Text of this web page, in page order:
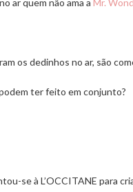
ar quem não ama a Mr.
os dedinhos no ar, são
ter feito em conjunto?
se à L’OCCITANE para